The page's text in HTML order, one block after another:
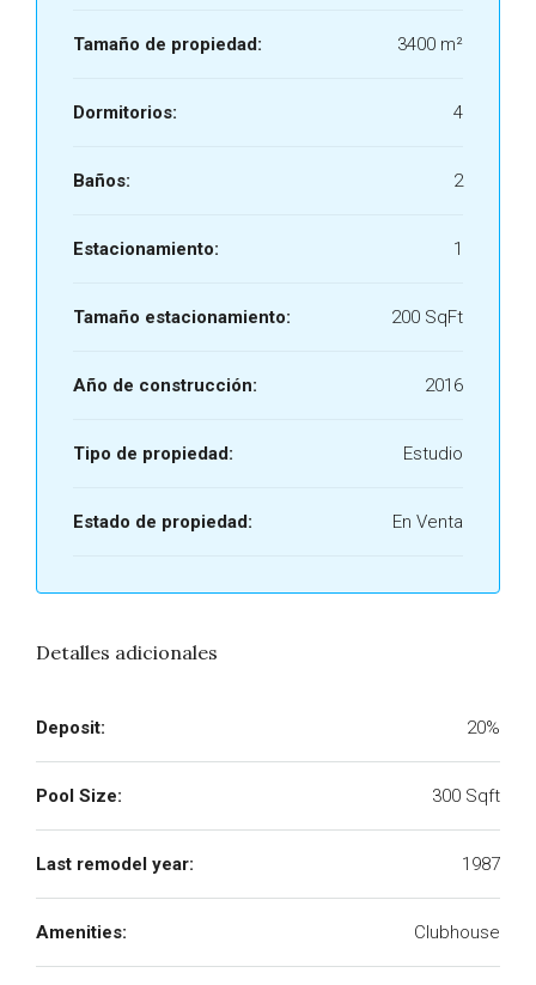
Tamaño de propiedad: 3400 m²
Dormitorios: 4
Baños: 2
Estacionamiento: 1
Tamaño estacionamiento: 200 SqFt
Año de construcción: 2016
Tipo de propiedad: Estudio
Estado de propiedad: En Venta
Detalles adicionales
Deposit: 20%
Pool Size: 300 Sqft
Last remodel year: 1987
Amenities: Clubhouse